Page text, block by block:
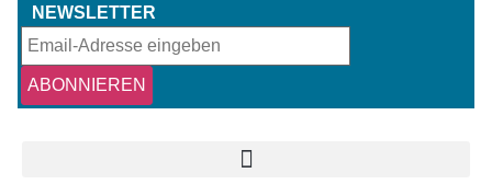
NEWSLETTER